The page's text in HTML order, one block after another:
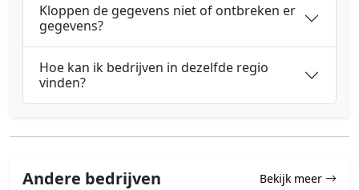
Kloppen de gegevens niet of ontbreken er
gegevens?
Hoe kan ik bedrijven in dezelfde regio
vinden?
Andere bedrijven Bekijk meer